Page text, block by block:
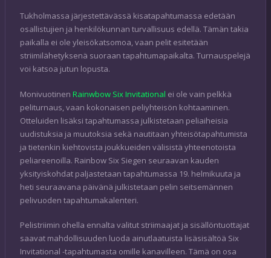
Tukholmassa järjestettävässä kisatapahtumassa edetään
osallistujien ja henkilökunnan turvallisuus edellä. Tämän takia
paikalla ei ole yleisökatsomoa, vaan pelit esitetään
striimilähetyksenä suoraan tapahtumapaikalta. Turnauspelejä
voi katsoa jutun lopusta.
Monivuotinen Rainwbow Six Invitational ei ole vain pelkkä
peliturnaus, vaan kokonaisen peliyhteisön kohtaaminen.
Otteluiden lisäksi tapahtumassa julkistetaan peliaiheisia
uudistuksia ja muutoksia sekä nautitaan yhteisötapahtumista
ja tietenkin kiehtovista joukkueiden välisistä yhteenotoista
peliareenoilla. Rainbow Six Siegen seuraavan kauden
yksityiskohdat paljastetaan tapahtumassa 19. helmikuuta ja
heti seuraavana päivänä julkistetaan pelin seitsemännen
pelivuoden tapahtumakalenteri.
Pelistriimin ohella ennalta valitut striimaajat ja sisällöntuottajat
saavat mahdollisuuden luoda ainutlaatuista lisäsisältöä Six
Invitational -tapahtumasta omille kanavilleen. Tämä on osa